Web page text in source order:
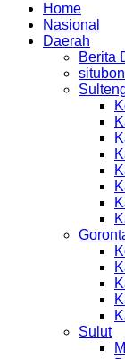
Home
Nasional
Daerah
Berita
Sulut